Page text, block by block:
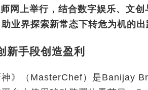
网上举行，结合数字娱乐、文
业界探索新常态下转危为机的出
手段创造盈利
》（MasterChef）是Banijay